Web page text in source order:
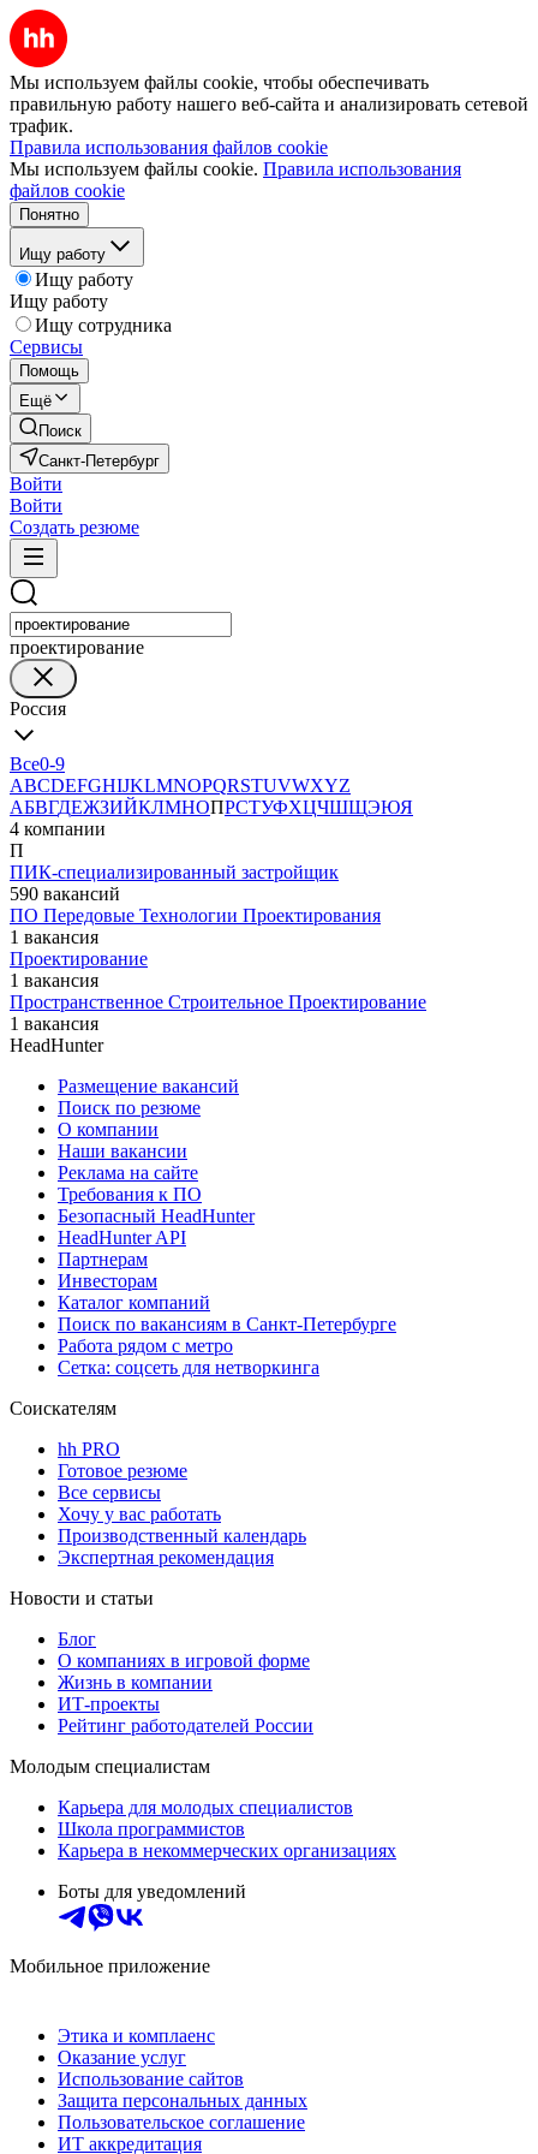
Мы используем файлы cookie, чтобы обеспечивать
правильную работу нашего веб-сайта и анализировать сетевой
трафик.
Правила использования файлов cookie
Мы используем файлы cookie. Правила использования
файлов cookie
Понятно
Ищу работу
Ищу работу
Ищу работу
Ищу сотрудника
Сервисы
Помощь
Ещё
Поиск
Санкт-Петербург
Войти
Войти
Создать резюме
проектирование
Россия
Все0-9
ABCDEFGHIJKLMNOPQRSTUVWXYZ
АБВГДЕЖЗИЙКЛМНОПРСТУФХЦЧШЩЭЮЯ
4 компании
П
ПИК-специализированный застройщик
590 вакансий
ПО Передовые Технологии Проектирования
1 вакансия
Проектирование
1 вакансия
Пространственное Строительное Проектирование
1 вакансия
HeadHunter
Размещение вакансий
Поиск по резюме
О компании
Наши вакансии
Реклама на сайте
Требования к ПО
Безопасный HeadHunter
HeadHunter API
Партнерам
Инвесторам
Каталог компаний
Поиск по вакансиям в Санкт-Петербурге
Работа рядом с метро
Сетка: соцсеть для нетворкинга
Соискателям
hh PRO
Готовое резюме
Все сервисы
Хочу у вас работать
Производственный календарь
Экспертная рекомендация
Новости и статьи
Блог
О компаниях в игровой форме
Жизнь в компании
ИТ-проекты
Рейтинг работодателей России
Молодым специалистам
Карьера для молодых специалистов
Школа программистов
Карьера в некоммерческих организациях
Боты для уведомлений
Мобильное приложение
Этика и комплаенс
Оказание услуг
Использование сайтов
Защита персональных данных
Пользовательское соглашение
ИТ аккредитация